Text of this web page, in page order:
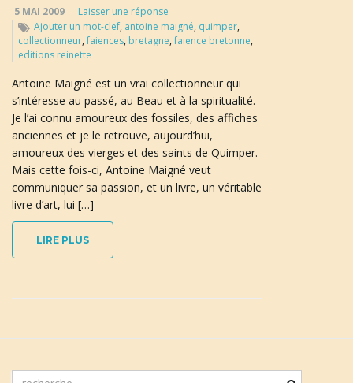
5 MAI 2009
Laisser une réponse
Ajouter un mot-clef, antoine maigné, quimper,
collectionneur,faiences, bretagne,faience bretonne,
editions reinette
Antoine Maigné est un vrai collectionneur qui
s’intéresse au passé, au Beau et à la spiritualité.
Je l’ai connu amoureux des fossiles, des affiches
anciennes et je le retrouve, aujourd’hui,
amoureux des vierges et des saints de Quimper.
Mais cette fois-ci, Antoine Maigné veut
communiquer sa passion, et un livre, un véritable
livre d’art, lui […]
LIRE PLUS